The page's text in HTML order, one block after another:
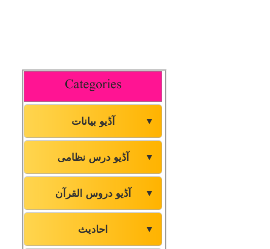
Categories
آڈیو بیانات ▼
آڈیو درس نظامی ▼
آڈیو دروس القرآن ▼
احادیث ▼